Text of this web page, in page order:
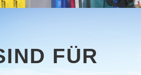
FÜR